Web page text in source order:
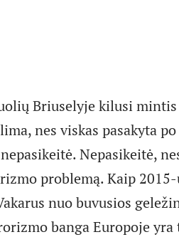
Briuselyje kilusi
nes viskas pasakyta
Nepasikeitė,
problemą. Kaip
nuo buvusios
banga Europoje